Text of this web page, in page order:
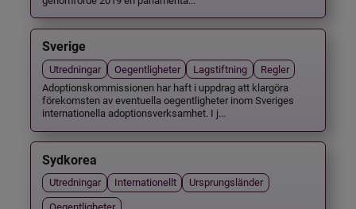
Sverige
Utredningar Oegentligheter Lagstiftning
Regler
Adoptionskommissionen har haft i uppdrag att klargöra
förekomsten av eventuella oegentligheter inom Sveriges
internationella adoptionsverksamhet. I j...
Sydkorea
Utredningar Internationellt
Ursprungsländer
Oegentligheter